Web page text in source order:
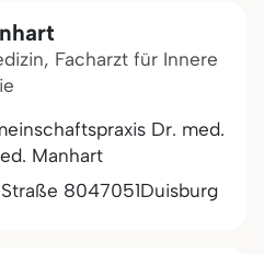
Facharzt für Innere
Dr. med.
Manhart
8047051Duisburg